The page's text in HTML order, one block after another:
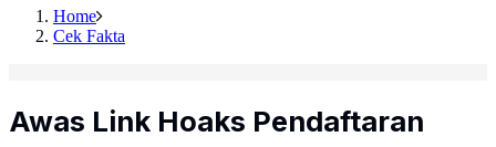
Home
Cek Fakta
Awas Link Hoaks Pendaftaran